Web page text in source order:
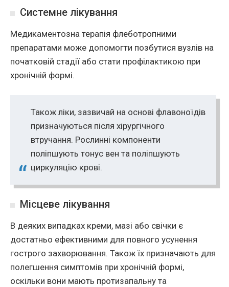
Системне лікування
Медикаментозна терапія флеботропними
препаратами може допомогти позбутися вузлів на
початковій стадії або стати профілактикою при
хронічній формі.
Також ліки, зазвичай на основі флавоноїдів
призначуються після хірургічного
втручання. Рослинні компоненти
поліпшують тонус вен та поліпшують
циркуляцію крові.
Місцеве лікування
В деяких випадках креми, мазі або свічки є
достатньо ефективними для повного усунення
гострого захворювання. Також їх призначають для
полегшення симптомів при хронічній формі,
оскільки вони мають протизапальну та